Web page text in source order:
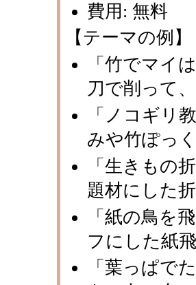
費用: 無料
【テーマの例】
「竹でマイ
刀で削って
「ノコギリ
みや竹ぽっ
「生きもの
題材にした
「紙の鳥を
フにした紙
「葉っぱで